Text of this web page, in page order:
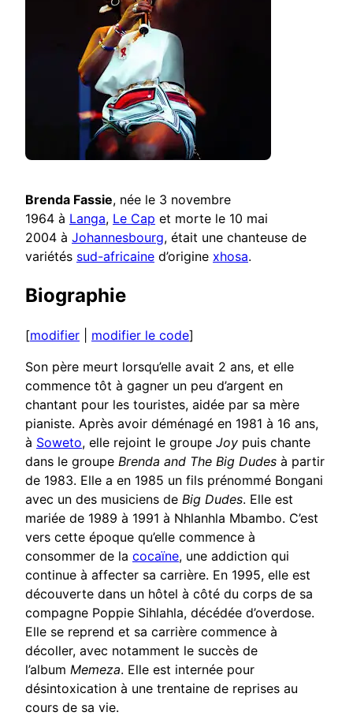
Brenda Fassie, née le 3 novembre
1964 à Langa, Le Cap et morte le 10 mai
2004 à Johannesbourg, était une chanteuse de
variétés sud-africaine d’origine xhosa.
Biographie
[modifier modifier le code]
Son père meurt lorsqu’elle avait 2 ans, et elle
commence tôt à gagner un peu d’argent en
chantant pour les touristes, aidée par sa mère
pianiste. Après avoir déménagé en 1981 à 16 ans,
à Soweto, elle rejoint le groupe Joy puis chante
dans le groupe Brenda and The Big Dudes à partir
de 1983. Elle a en 1985 un fils prénommé Bongani
avec un des musiciens de Big Dudes. Elle est
mariée de 1989 à 1991 à Nhlanhla Mbambo. C’est
vers cette époque qu’elle commence à
consommer de la cocaïne, une addiction qui
continue à affecter sa carrière. En 1995, elle est
découverte dans un hôtel à côté du corps de sa
compagne Poppie Sihlahla, décédée d’overdose.
Elle se reprend et sa carrière commence à
décoller, avec notamment le succès de
l’album Memeza. Elle est internée pour
désintoxication à une trentaine de reprises au
cours de sa vie.